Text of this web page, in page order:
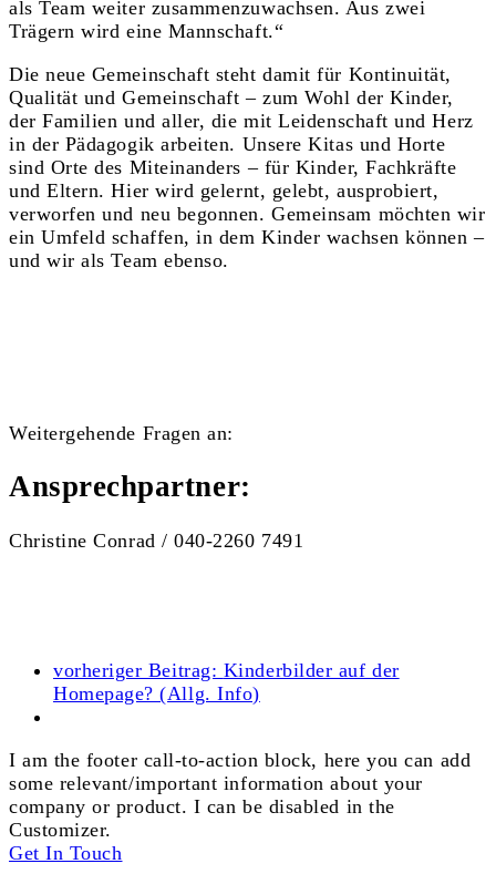
als Team weiter zusammenzuwachsen. Aus zwei
Trägern wird eine Mannschaft.“
Die neue Gemeinschaft steht damit für Kontinuität,
Qualität und Gemeinschaft – zum Wohl der Kinder,
der Familien und aller, die mit Leidenschaft und Herz
in der Pädagogik arbeiten. Unsere Kitas und Horte
sind Orte des Miteinanders – für Kinder, Fachkräfte
und Eltern. Hier wird gelernt, gelebt, ausprobiert,
verworfen und neu begonnen. Gemeinsam möchten wir
ein Umfeld schaffen, in dem Kinder wachsen können –
und wir als Team ebenso.
Weitergehende Fragen an:
Ansprechpartner:
Christine Conrad / 040-2260 7491
vorheriger Beitrag: Kinderbilder auf der
Homepage? (Allg. Info)
I am the footer call-to-action block, here you can add
some relevant/important information about your
company or product. I can be disabled in the
Customizer.
Get In Touch